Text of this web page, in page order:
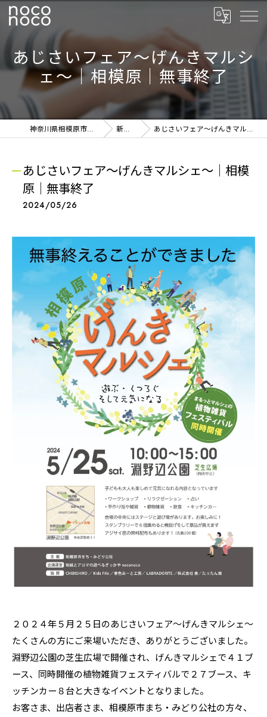
あじさいフェア～げんきマルシ
ェ～｜相模原｜無事終了
神奈川県相模原市の雑貨ならnoconoco 新着NEWS あじさいフェア～げんきマルシェ～｜相模原｜無事終了
あじさいフェア～げんきマルシェ～｜相模
原｜無事終了
2024/05/26
２０２４年５月２５日のあじさいフェア～げんきマルシェ～
たくさんの方にご来場いただき、ありがとうございました。
淵野辺公園の芝生広場で開催され、げんきマルシェで４１ブ
ース、同時開催の植物雑貨フェスティバルで２７ブース、キ
ッチンカー８台と大きなイベントとなりました。
お客さま、出店者さま、相模原市まち・みどり公社の方々、